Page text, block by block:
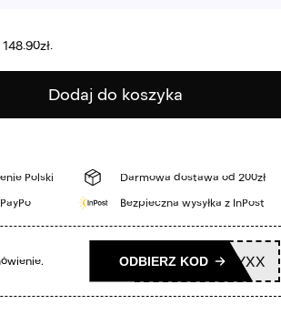
148.90zł.
Dodaj do koszyka
Polski Darmowa dostawa od 200zł
Bezpieczna wysyłka z InPost
WINKBEAUTYXX
ODBIERZ KOD